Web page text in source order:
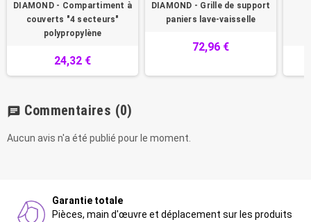
DIAMOND - Compartiment à
couverts "4 secteurs"
polypropylène
24,32 €
DIAMOND - Grille de support
paniers lave-vaisselle
72,96 €
chat Commentaires (0)
Aucun avis n'a été publié pour le moment.
Garantie totale
Pièces, main d'œuvre et déplacement sur les produits